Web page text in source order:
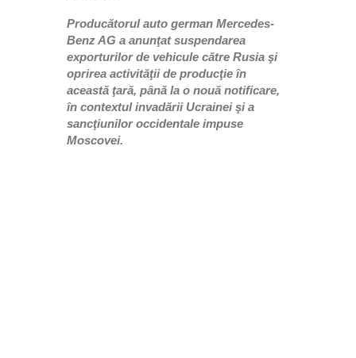
Producătorul auto german Mercedes-
Benz AG a anunţat suspendarea
exporturilor de vehicule către Rusia şi
oprirea activităţii de producţie în
această ţară, până la o nouă notificare,
în contextul invadării Ucrainei şi a
sancţiunilor occidentale impuse
Moscovei.